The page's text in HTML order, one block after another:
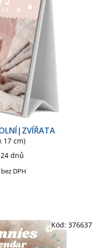
17 cm)
dnů
bez DPH
Kód: 376637